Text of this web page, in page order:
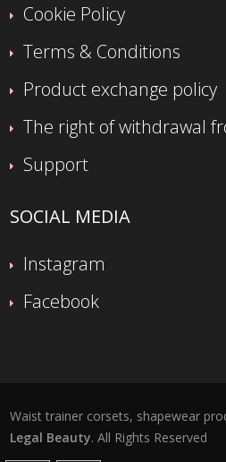
Cookie Policy
Terms & Conditions
Product exchange policy
The right of withdrawal
Support
SOCIAL MEDIA
Instagram
Facebook
Waist trainer corsets, shapewear
Legal Beauty. All Rights Reserved